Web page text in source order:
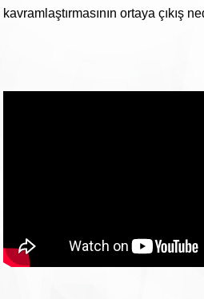
kavramlaştırmasının ortaya çıkış